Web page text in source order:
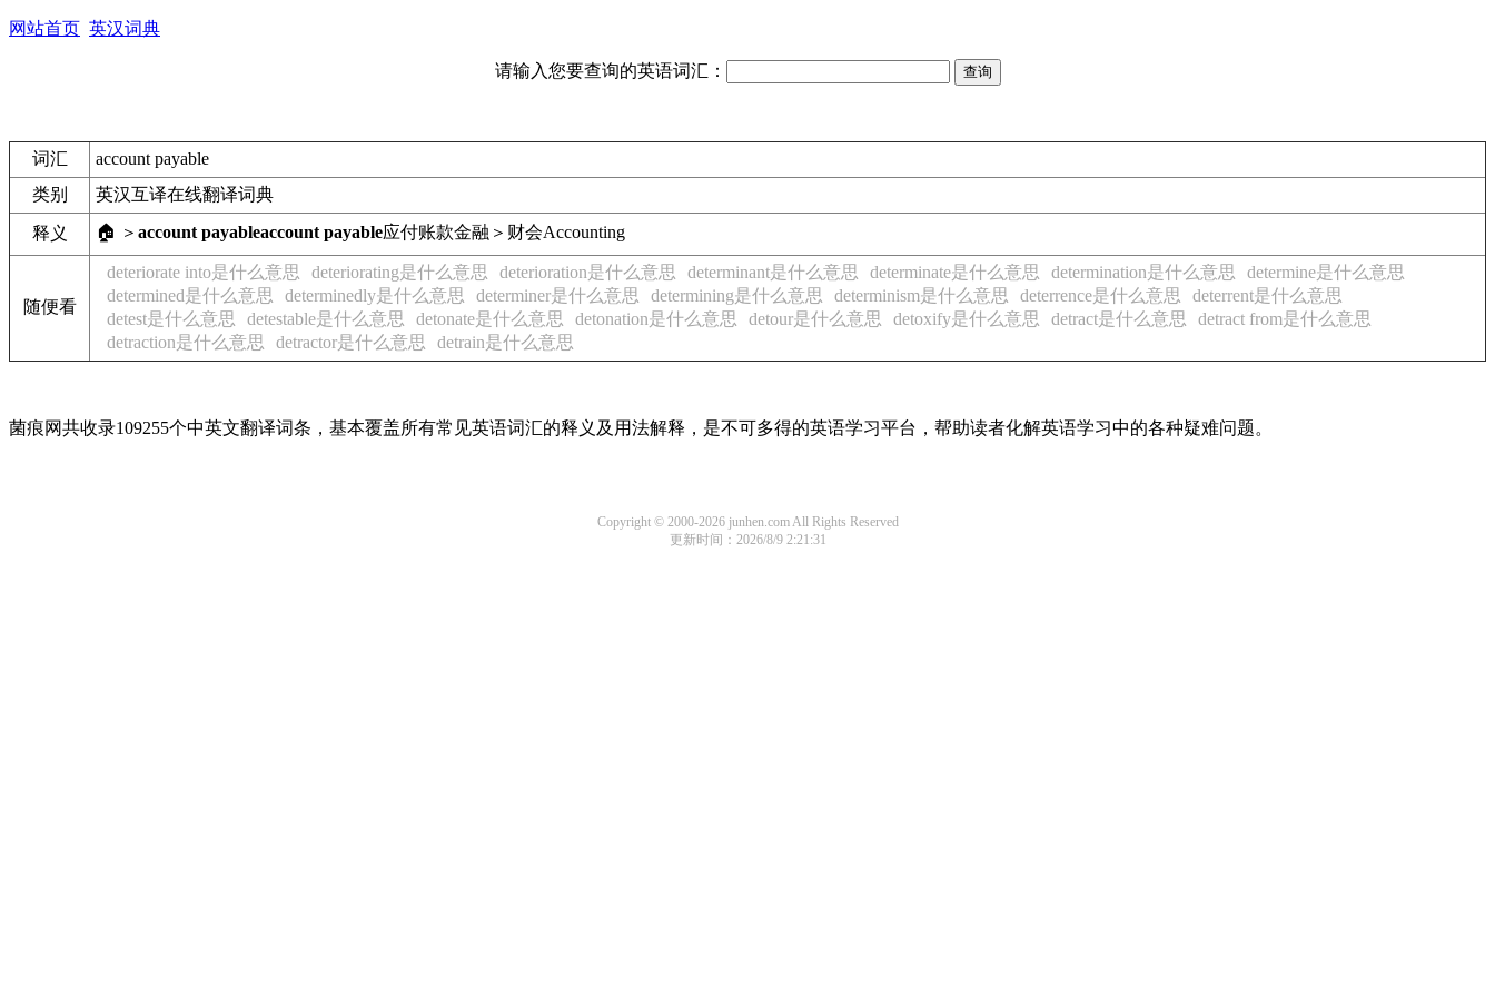
网站首页 英汉词典
请输入您要查询的英语词汇：
词汇
account payable
类别
英汉互译在线翻译词典
释义 🏠 ＞ account payableaccount payable应付账款金融＞财会Accounting
随便看
deteriorate into是什么意思 deteriorating是什么意思 deterioration是什么意思 determinant是什么意思 determinate是什么意思 determination是什么意思
determine是什么意思
determined是什么意思
determinedly是什么意思 determiner是什么意思 determining是什么意思 determinism是什么意思 deterrence是什么意思
deterrent是什么意思
detest是什么意思
detestable是什么意思 detonate是什么意思 detonation是什么意思 detour是什么意思 detoxify是什么意思 detract是什么意思
detract from是什么意思
detraction是什么意思
detractor是什么意思 detrain是什么意思
菌痕网共收录109255个中英文翻译词条，基本覆盖所有常见英语词汇的释义及用法解释，是不可多得的英语学习平台，帮助读者化解英语学习中的各种疑难问题。
Copyright © 2000-2026 junhen.com All Rights Reserved
更新时间：2026/8/9 2:21:31